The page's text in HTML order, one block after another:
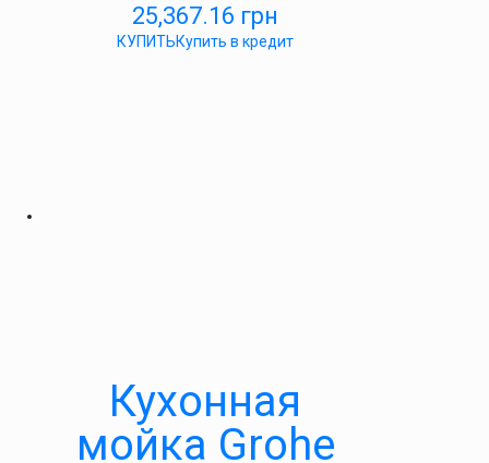
25,367.16 грн
КУПИТЬКупить в кредит
Кухонная
мойка Grohe